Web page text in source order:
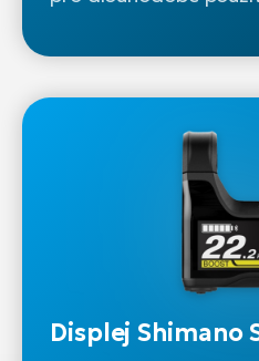
Displej Shimano